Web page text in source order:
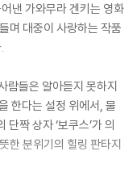
낸 가와무라 겐키는 영화
며 대중이 사랑하는 작품
람들은 알아듣지 못하지
한다는 설정 위에서, 물
단짝 상자 ‘보쿠스’가 의
한 분위기의 힐링 판타지